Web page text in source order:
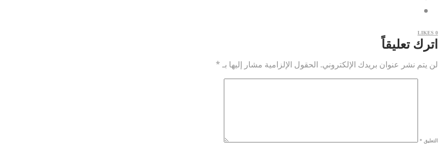
0
LIKES
اترك تعليقاً
لن يتم نشر عنوان بريدك الإلكتروني. الحقول الإلزامية مشار إليها بـ *
التعليق *